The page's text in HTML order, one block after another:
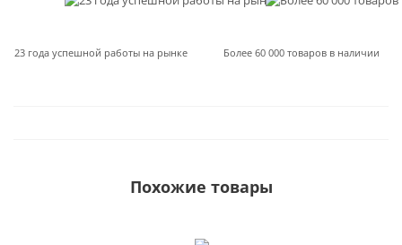
23 года успешной работы на рынке Более 60 000 товаров в наличии
Похожие товары